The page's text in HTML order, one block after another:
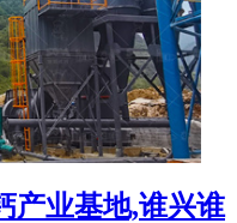
产业基地,谁兴谁